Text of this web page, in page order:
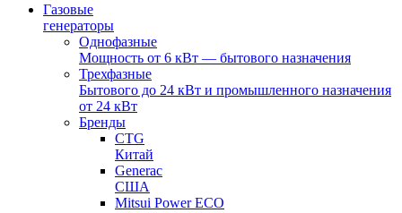
Газовые
генераторы
Однофазные
Мощность от 6 кВт — бытового назначения
Трехфазные
Бытового до 24 кВт и промышленного назначения
от 24 кВт
Бренды
CTG
Китай
Generac
США
Mitsui Power ECO